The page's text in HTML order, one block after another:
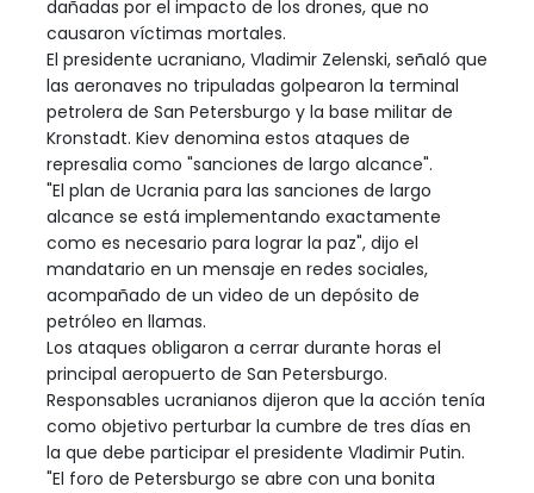
dañadas por el impacto de los drones, que no
causaron víctimas mortales.
El presidente ucraniano, Vladimir Zelenski, señaló que
las aeronaves no tripuladas golpearon la terminal
petrolera de San Petersburgo y la base militar de
Kronstadt. Kiev denomina estos ataques de
represalia como "sanciones de largo alcance".
"El plan de Ucrania para las sanciones de largo
alcance se está implementando exactamente
como es necesario para lograr la paz", dijo el
mandatario en un mensaje en redes sociales,
acompañado de un video de un depósito de
petróleo en llamas.
Los ataques obligaron a cerrar durante horas el
principal aeropuerto de San Petersburgo.
Responsables ucranianos dijeron que la acción tenía
como objetivo perturbar la cumbre de tres días en
la que debe participar el presidente Vladimir Putin.
"El foro de Petersburgo se abre con una bonita